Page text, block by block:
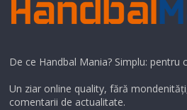
De ce Handbal Mania? Simplu: pentru
Un ziar online quality, fără
comentarii de actualitate.